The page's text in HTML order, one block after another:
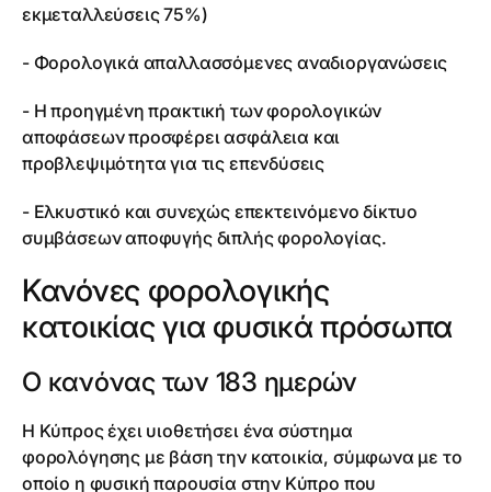
εκμεταλλεύσεις 75%)
- Φορολογικά απαλλασσόμενες αναδιοργανώσεις
- Η προηγμένη πρακτική των φορολογικών
αποφάσεων προσφέρει ασφάλεια και
προβλεψιμότητα για τις επενδύσεις
- Ελκυστικό και συνεχώς επεκτεινόμενο δίκτυο
συμβάσεων αποφυγής διπλής φορολογίας.
Κανόνες φορολογικής
κατοικίας για φυσικά πρόσωπα
Ο κανόνας των 183 ημερών
Η Κύπρος έχει υιοθετήσει ένα σύστημα
φορολόγησης με βάση την κατοικία, σύμφωνα με το
οποίο η φυσική παρουσία στην Κύπρο που